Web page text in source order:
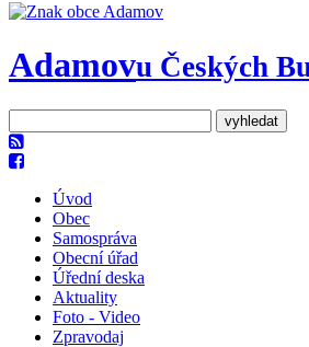
Adamovu Českých
Úvod
Obec
Samospráva
Obecní úřad
Úřední deska
Aktuality
Foto - Video
Zpravodaj